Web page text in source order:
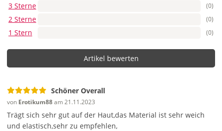
3 Sterne (0)
2 Sterne (0)
1 Stern (0)
Artikel bewerten
Schöner Overall
von Erotikum88am 21.11.2023
Trägt sich sehr gut auf der Haut,das Material ist sehr weich
und elastisch,sehr zu empfehlen,